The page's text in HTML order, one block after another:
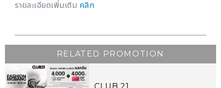
รายละเอียดเพิ่มเติม คลิก
RELATED PROMOTION